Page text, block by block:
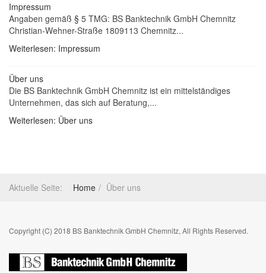
Impressum
Angaben gemäß § 5 TMG: BS Banktechnik GmbH Chemnitz
Christian-Wehner-Straße 1809113 Chemnitz...
Weiterlesen: Impressum
Über uns
Die BS Banktechnik GmbH Chemnitz ist ein mittelständiges
Unternehmen, das sich auf Beratung,...
Weiterlesen: Über uns
Aktuelle Seite: Home Über uns
Copyright (C) 2018 BS Banktechnik GmbH Chemnitz, All Rights Reserved.